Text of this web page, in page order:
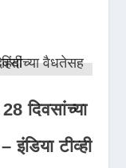
दिवसांच्या
टीव्ही